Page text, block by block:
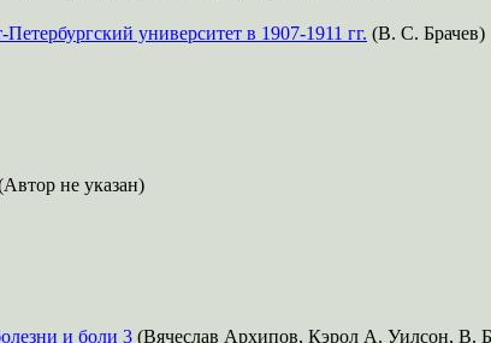
университет в 1907-1911 гг. (В. С. Брачев)
не указан)
и боли 3 (Вячеслав Архипов, Кэрол А. Уилсон, В.